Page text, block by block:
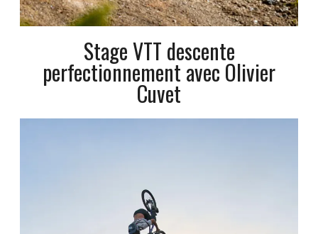
Stage VTT descente
perfectionnement avec Olivier
Cuvet